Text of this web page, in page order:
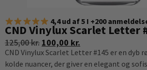
4,4 ud af 5 I +200
CND Vinylux Scarlet Letter
125,00kr. 100,00 kr.
CND Vinylux Scarlet Letter #145 er en dyb
kolde nuancer, der giver en elegant og